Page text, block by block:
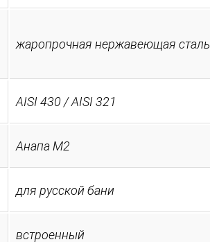
жаропрочная нержавеющая сталь
AISI 430 / AISI 321
Анапа М2
для русской бани
встроенный